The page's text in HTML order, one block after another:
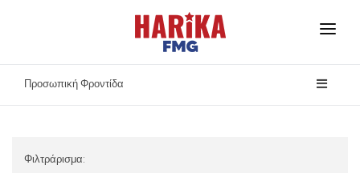
Αρχική
Ασφάλεια Προϊόντων
Προσωπική Φροντίδα
Φιλτράρισμα: